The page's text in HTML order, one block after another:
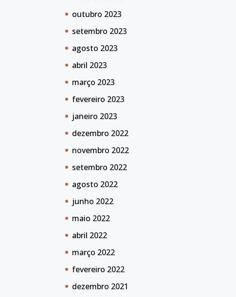
outubro 2023
setembro 2023
agosto 2023
abril 2023
março 2023
fevereiro 2023
janeiro 2023
dezembro 2022
novembro 2022
setembro 2022
agosto 2022
junho 2022
maio 2022
abril 2022
março 2022
fevereiro 2022
dezembro 2021